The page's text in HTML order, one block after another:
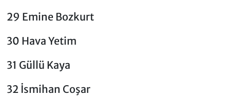
29 Emine Bozkurt
30 Hava Yetim
31 Güllü Kaya
32 İsmihan Coşar